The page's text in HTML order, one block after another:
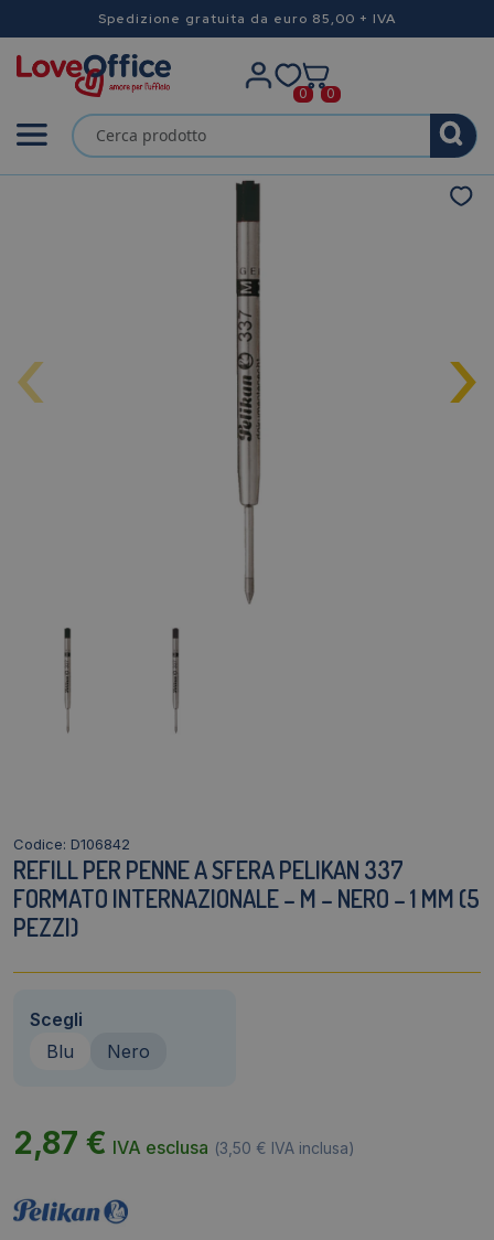
Spedizione gratuita da euro 85,00 + IVA
0 0
‹ ›
Codice: D106842
REFILL PER PENNE A SFERA PELIKAN 337
FORMATO INTERNAZIONALE – M – NERO – 1 MM (5
PEZZI)
Scegli
Blu
Nero
2,87 € IVA esclusa (3,50 € IVA inclusa)